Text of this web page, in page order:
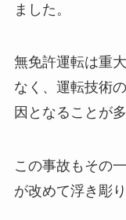
ました。
無免許運転は重
なく、運転技術
因となることが多
この事故もその
が改めて浮き彫